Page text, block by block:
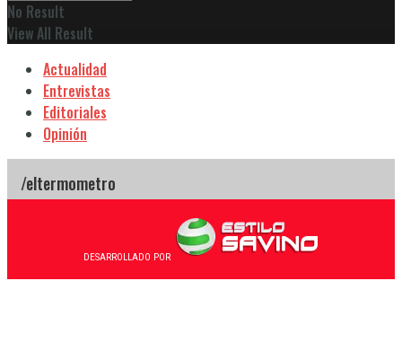
No Result
View All Result
Actualidad
Entrevistas
Editoriales
Opinión
DESARROLLADO POR